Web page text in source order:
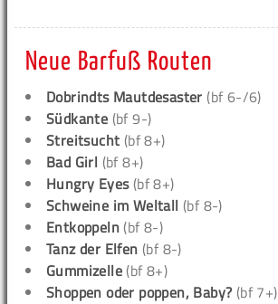
Neue Barfuß Routen
Dobrindts Mautdesaster (bf 6-/6)
Südkante (bf 9-)
Streitsucht (bf 8+)
Bad Girl (bf 8+)
Hungry Eyes(bf 8+)
Schweine im Weltall (bf 8-)
Entkoppeln (bf 8-)
Tanz der Elfen (bf 8-)
Gummizelle (bf 8+)
Shoppen oder poppen, Baby? (bf 7+)